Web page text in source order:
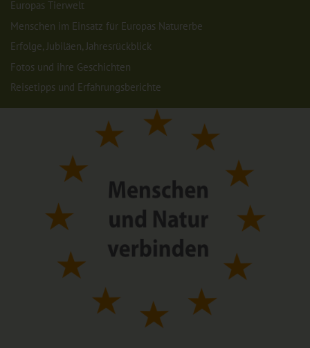
Europas Tierwelt
Menschen im Einsatz für Europas Naturerbe
Erfolge, Jubiläen, Jahresrückblick
Fotos und ihre Geschichten
Reisetipps und Erfahrungsberichte